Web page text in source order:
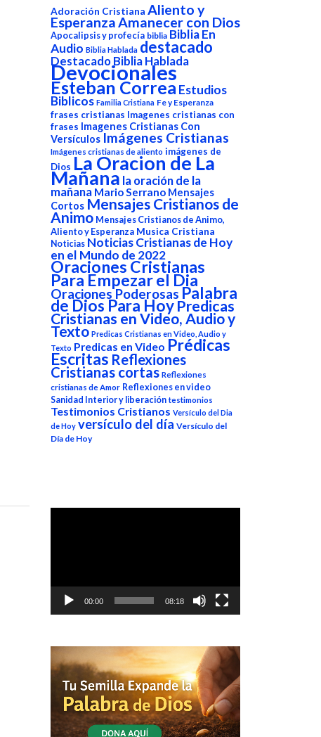
Adoración Cristiana Aliento y
EsperanzaAmanecer con Dios
Apocalipsis y profecía biblia Biblia En
Audio Biblia Hablada destacado
Destacado Biblia Hablada
Devocionales
Esteban Correa Estudios
Biblicos Familia Cristiana Fe y Esperanza
frases cristianas Imagenes cristianas con
frases Imagenes Cristianas Con
Versículos Imágenes Cristianas
Imágenes cristianas de aliento imágenes de
Dios La Oracion de La
Mañana la oración de la
mañana Mario Serrano Mensajes
Cortos Mensajes Cristianos de
Animo Mensajes Cristianos de Animo,
Aliento y Esperanza Musica Cristiana
Noticias Noticias Cristianas de Hoy
en el Mundo de 2022
Oraciones Cristianas
Para Empezar el Dia
Oraciones Poderosas Palabra
de Dios Para HoyPredicas
Cristianas en Video, Audio y
Texto Predicas Cristianas en Video, Audio y
Texto Predicas en Video Prédicas
Escritas Reflexiones
Cristianas cortas Reflexiones
cristianas de Amor Reflexiones en video
Sanidad Interior y liberación testimonios
Testimonios Cristianos Versículo del Dia
de Hoy versículo del día Versículo del
Día de Hoy
Reproductor
00:00 08:18